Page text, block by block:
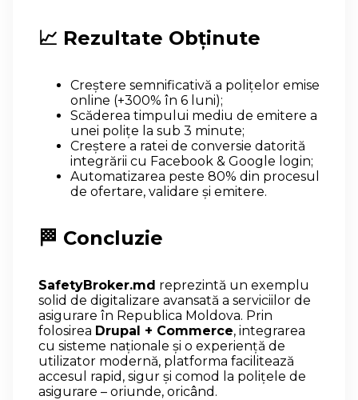
📈 Rezultate Obținute
Creștere semnificativă a polițelor emise
online (+300% în 6 luni);
Scăderea timpului mediu de emitere a
unei polițe la sub 3 minute;
Creștere a ratei de conversie datorită
integrării cu Facebook & Google login;
Automatizarea peste 80% din procesul
de ofertare, validare și emitere.
🏁 Concluzie
SafetyBroker.md reprezintă un exemplu
solid de digitalizare avansată a serviciilor de
asigurare în Republica Moldova. Prin
folosirea Drupal + Commerce, integrarea
cu sisteme naționale și o experiență de
utilizator modernă, platforma facilitează
accesul rapid, sigur și comod la polițele de
asigurare – oriunde, oricând.